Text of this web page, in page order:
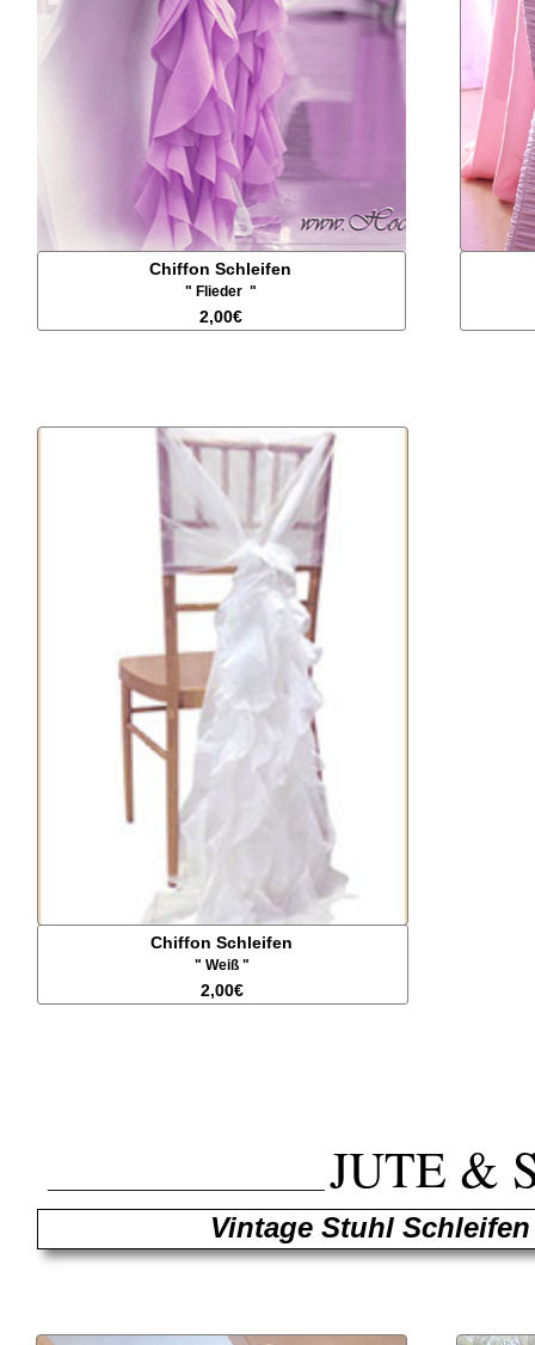
Chiffon Schleifen
" Flieder "
2,00€
Chiffon Schleifen
" Weiß "
2,00€
Vintage Stuhl
JUTE &